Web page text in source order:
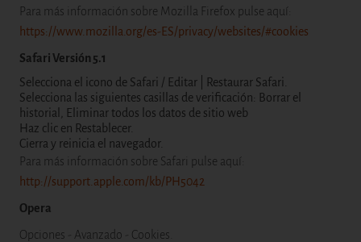
Para más información sobre Mozilla Firefox pulse aquí:
https://www.mozilla.org/es-ES/privacy/websites/#cookies
Safari Versión 5.1
Selecciona el icono de Safari / Editar | Restaurar Safari.
Selecciona las siguientes casillas de verificación: Borrar el
historial, Eliminar todos los datos de sitio web
Haz clic en Restablecer.
Cierra y reinicia el navegador.
Para más información sobre Safari pulse aquí:
http://support.apple.com/kb/PH5042
Opera
Opciones - Avanzado - Cookies.